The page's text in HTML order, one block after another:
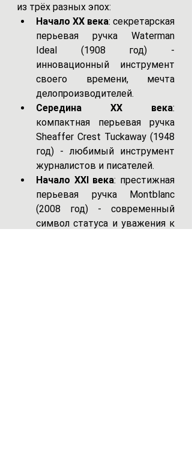
из трёх разных эпох:
Начало XX века: секретарская
перьевая ручка Waterman
Ideal (1908 год) -
инновационный инструмент
своего времени, мечта
делопроизводителей.
Середина XX века:
компактная перьевая ручка
Sheaffer Crest Tuckaway (1948
год) - любимый инструмент
журналистов и писателей.
Начало XXI века: престижная
перьевая ручка Montblanc
(2008 год) - современный
символ статуса и уважения к